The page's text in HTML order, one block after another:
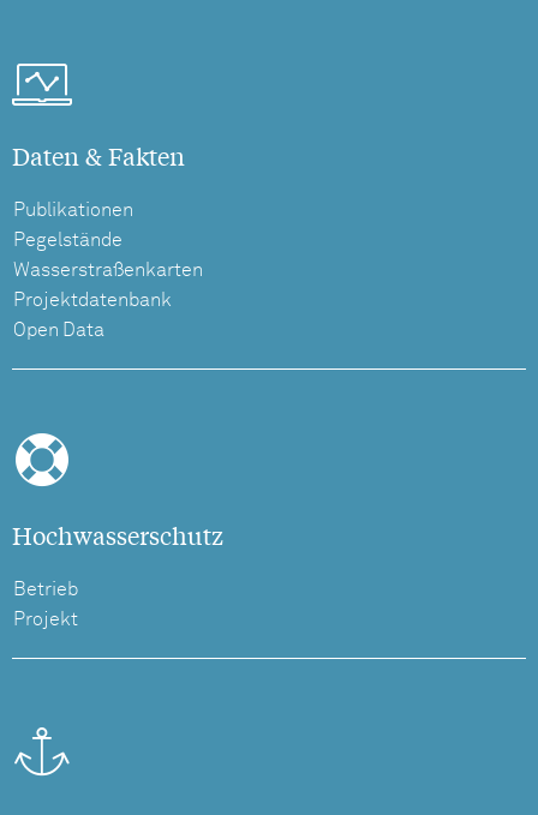
Daten & Fakten
Publikationen
Pegelstände
Wasserstraßenkarten
Projektdatenbank
Open Data
Hochwasserschutz
Betrieb
Projekt